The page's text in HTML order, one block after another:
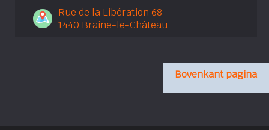
Rue de la Libération 68
1440 Braine-le-Château
Bovenkant pagina